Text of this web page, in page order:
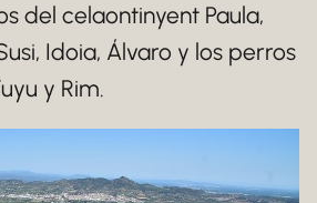
del celaontinyent Paula,
Idoia, Álvaro y los perros
y Rim.